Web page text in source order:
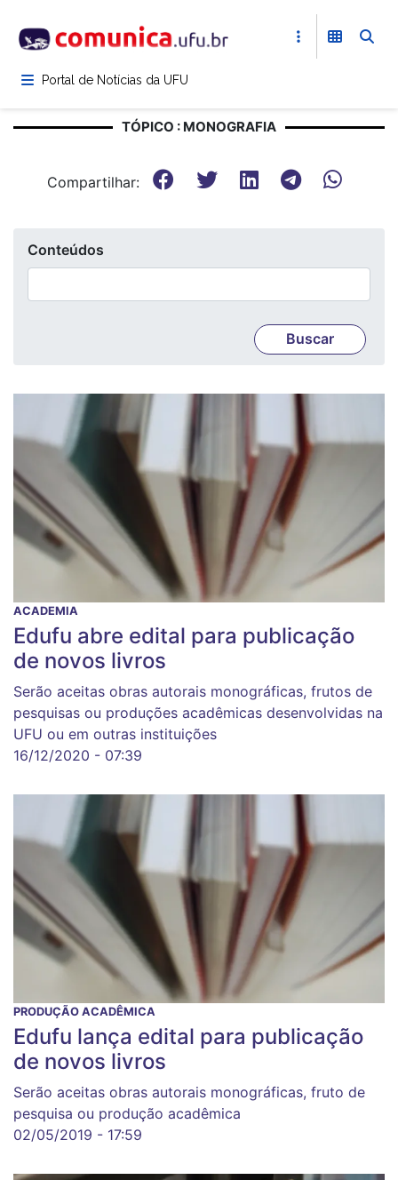
para
conteúdoPortal de Notícias da UFU
TÓPICO : MONOGRAFIA
Compartilhar:
Conteúdos
ACADEMIA
Edufu abre edital para publicação
de novos livros
Serão aceitas obras autorais monográficas, frutos de
pesquisas ou produções acadêmicas desenvolvidas na
UFU ou em outras instituições
16/12/2020 - 07:39
PRODUÇÃO ACADÊMICA
Edufu lança edital para publicação
de novos livros
Serão aceitas obras autorais monográficas, fruto de
pesquisa ou produção acadêmica
02/05/2019 - 17:59